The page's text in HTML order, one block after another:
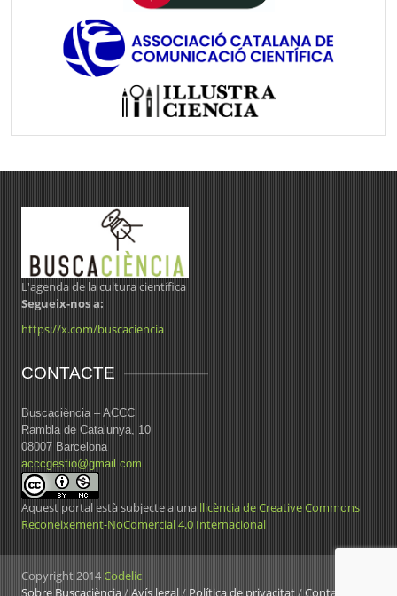
L'agenda de la cultura científica
Segueix-nos a:
https://x.com/buscaciencia
CONTACTE
Buscaciència – ACCC
Rambla de Catalunya, 10
08007 Barcelona
acccgestio@gmail.com
Aquest portal està subjecte a una llicència de Creative Commons
Reconeixement-NoComercial 4.0 Internacional
Copyright 2014Codelic
Sobre Buscaciència/Avís legal/ Política de privacitat/Contacte